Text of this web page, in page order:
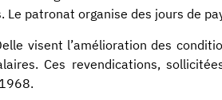
patronat organise des jours de
visent l’amélioration des
Ces revendications,